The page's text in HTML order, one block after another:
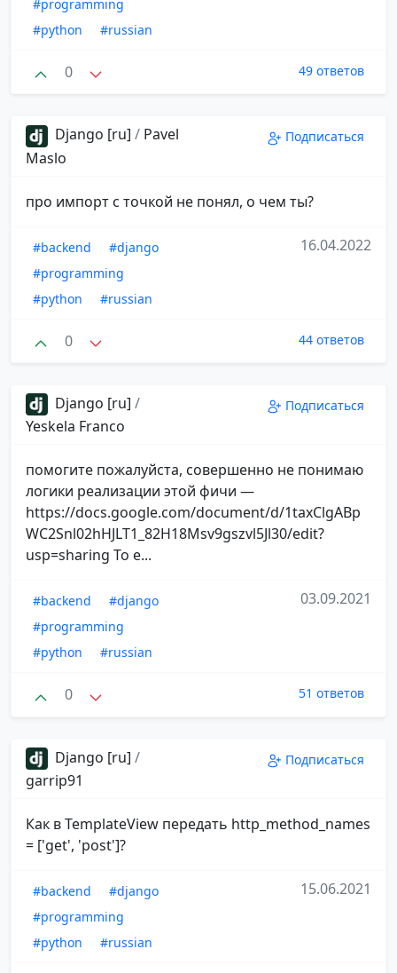
#programming
#python
#russian
0 49 ответов
Django [ru] / Pavel
Maslo
Подписаться
про импорт с точкой не понял, о чем ты?
#backend
#django
#programming
#python
#russian
16.04.2022
0 44 ответов
Django [ru] /
Yeskela Franco
Подписаться
помогите пожалуйста, совершенно не понимаю
логики реализации этой фичи —
https://docs.google.com/document/d/1taxClgABp
WC2Snl02hHJLT1_82H18Msv9gszvl5Jl30/edit?
usp=sharing То е...
#backend
#django
#programming
#python
#russian
03.09.2021
0 51 ответов
Django [ru] /
garrip91
Подписаться
Как в TemplateView передать http_method_names
= ['get', 'post']?
#backend
#django
#programming
#python
#russian
15.06.2021